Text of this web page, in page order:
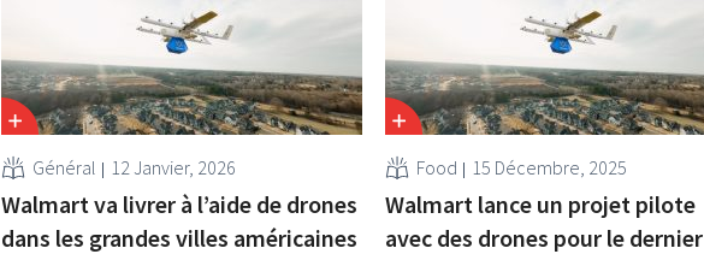
Général 12 Janvier, 2026
Walmart va livrer à l’aide de drones
dans les grandes villes américaines
Food 15 Décembre, 2025
Walmart lance un projet pilote
avec des drones pour le dernier